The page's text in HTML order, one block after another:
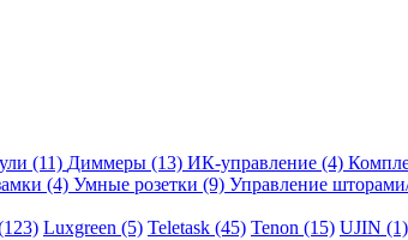
(11) Диммеры (13) ИК-управление (4)
(4) Умные розетки (9) Управление
Luxgreen (5) Teletask (45) Tenon (15) UJIN (1)